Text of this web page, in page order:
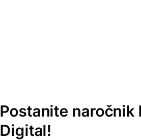
Postanite naročnik
Digital!